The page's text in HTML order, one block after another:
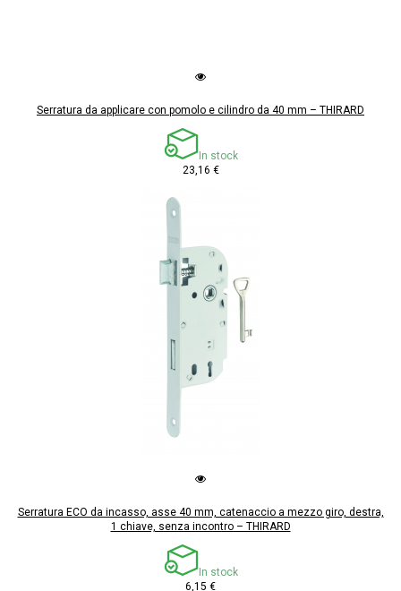
Serratura da applicare con pomolo e cilindro da 40 mm – THIRARD
In stock
23,16 €
Serratura ECO da incasso, asse 40 mm, catenaccio a mezzo giro, destra,
1 chiave, senza incontro – THIRARD
In stock
6,15 €